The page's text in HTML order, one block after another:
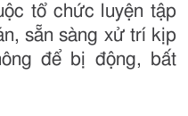
tổ chức luyện tập
sẵn sàng xử trí kịp
để bị động, bất